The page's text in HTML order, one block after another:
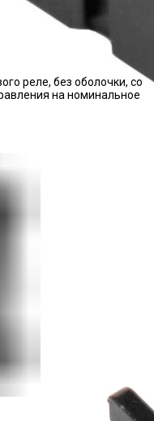
реле, без оболочки, со
на номинальное